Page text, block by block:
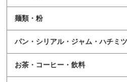
麺類・粉
パン・シリアル・ジャム・ハチミツ
お茶・コーヒー・飲料